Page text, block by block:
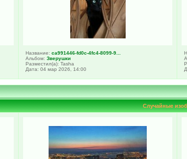
Название: ca991446-fd0c-4fc4-8099-9...
Альбом: Зверушки
Разместил(а): Tasha
Дата: 04 мар 2026, 14:00
Случайные